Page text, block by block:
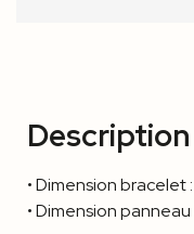
Description
• Dimension bracelet
• Dimension